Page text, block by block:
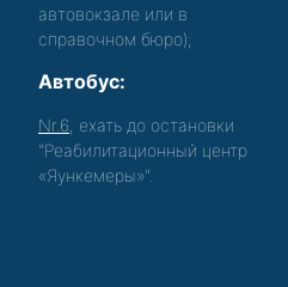
автовокзале или в
справочном бюро);
Автобус:
Nr.6 , ехать до остановки
"Реабилитационный центр
«Яункемеры»".